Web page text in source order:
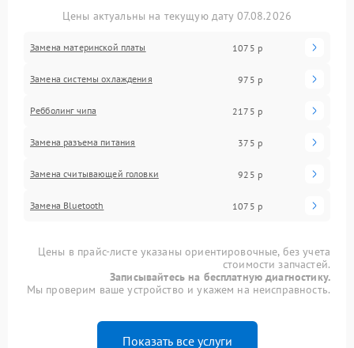
Цены актуальны на текущую дату 07.08.2026
Замена материнской платы 1075 р
Замена системы охлаждения 975 р
Ребболинг чипа 2175 р
Замена разъема питания 375 р
Замена считывающей головки 925 р
Замена Bluetooth 1075 р
Цены в прайс-листе указаны ориентировочные, без учета
стоимости запчастей.
Записывайтесь на бесплатную диагностику.
Мы проверим ваше устройство и укажем на неисправность.
Показать все услуги